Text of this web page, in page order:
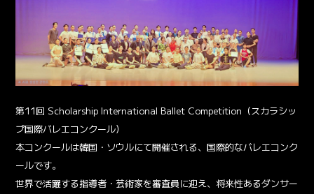
第11回 Scholarship International Ballet Competition（スカラシッ
プ国際バレエコンクール）
本コンクールは韓国・ソウルにて開催される、国際的なバレエコンク
ールです。
世界で活躍する指導者・芸術家を審査員に迎え、将来性あるダンサー